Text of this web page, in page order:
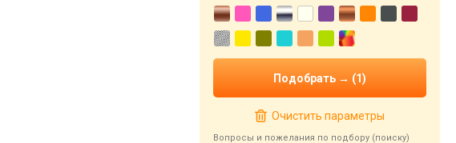
Очистить параметры
Вопросы и пожелания по подбору (поиску)